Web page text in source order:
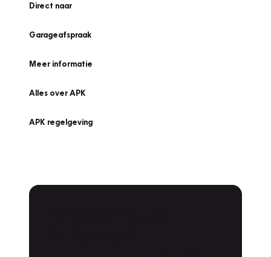
Direct naar
Garageafspraak
Meer informatie
Alles over APK
APK regelgeving